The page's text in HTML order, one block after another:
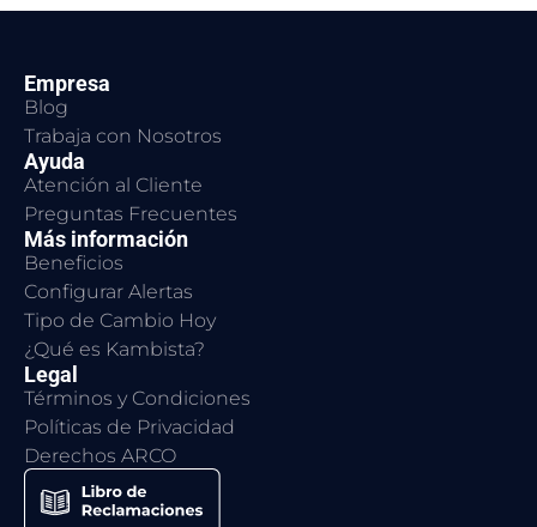
Empresa
Blog
Trabaja con Nosotros
Ayuda
Atención al Cliente
Preguntas Frecuentes
Más información
Beneficios
Configurar Alertas
Tipo de Cambio Hoy
¿Qué es Kambista?
Legal
Términos y Condiciones
Políticas de Privacidad
Derechos ARCO